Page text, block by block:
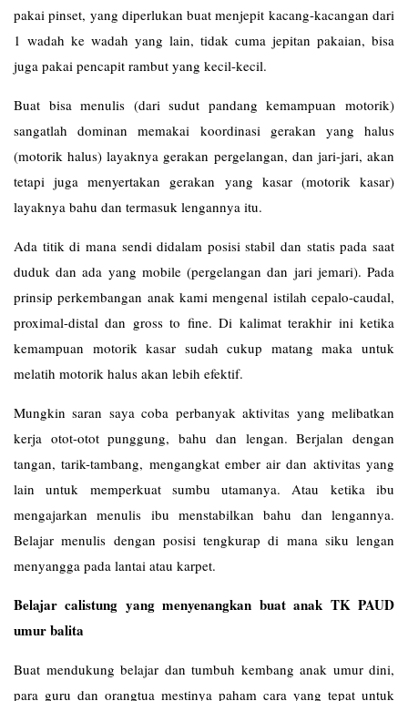
pakai pinset, yang diperlukan buat menjepit kacang-kacangan dari
1 wadah ke wadah yang lain, tidak cuma jepitan pakaian, bisa
juga pakai pencapit rambut yang kecil-kecil.
Buat bisa menulis (dari sudut pandang kemampuan motorik)
sangatlah dominan memakai koordinasi gerakan yang halus
(motorik halus) layaknya gerakan pergelangan, dan jari-jari, akan
tetapi juga menyertakan gerakan yang kasar (motorik kasar)
layaknya bahu dan termasuk lengannya itu.
Ada titik di mana sendi didalam posisi stabil dan statis pada saat
duduk dan ada yang mobile (pergelangan dan jari jemari). Pada
prinsip perkembangan anak kami mengenal istilah cepalo-caudal,
proximal-distal dan gross to fine. Di kalimat terakhir ini ketika
kemampuan motorik kasar sudah cukup matang maka untuk
melatih motorik halus akan lebih efektif.
Mungkin saran saya coba perbanyak aktivitas yang melibatkan
kerja otot-otot punggung, bahu dan lengan. Berjalan dengan
tangan, tarik-tambang, mengangkat ember air dan aktivitas yang
lain untuk memperkuat sumbu utamanya. Atau ketika ibu
mengajarkan menulis ibu menstabilkan bahu dan lengannya.
Belajar menulis dengan posisi tengkurap di mana siku lengan
menyangga pada lantai atau karpet.
Belajar calistung yang menyenangkan buat anak TK PAUD
umur balita
Buat mendukung belajar dan tumbuh kembang anak umur dini,
para guru dan orangtua mestinya paham cara yang tepat untuk